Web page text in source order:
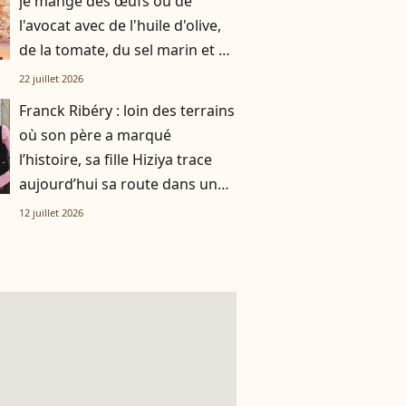
l'avocat avec de l'huile d'olive,
de la tomate, du sel marin et un
smoothie"
22 juillet 2026
Franck Ribéry : loin des terrains
où son père a marqué
l’histoire, sa fille Hiziya trace
aujourd’hui sa route dans un
tout autre univers
12 juillet 2026